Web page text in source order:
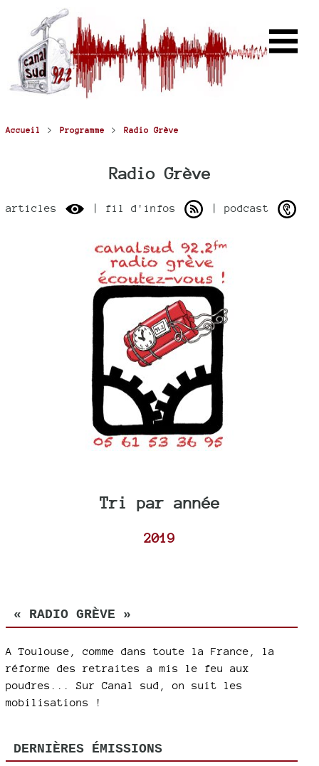
Accueil > Programme > Radio Grève
Radio Grève
articles | fil d'infos | podcast
Tri par année
2019
« RADIO GRÈVE »
A Toulouse, comme dans toute la France, la
réforme des retraites a mis le feu aux
poudres... Sur Canal sud, on suit les
mobilisations !
DERNIÈRES ÉMISSIONS